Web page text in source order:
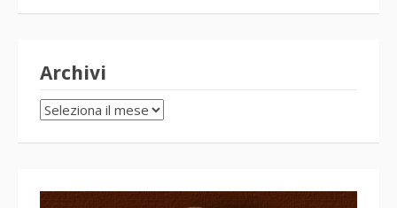
Archivi
Archivi